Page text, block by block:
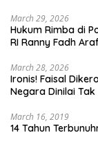
March 29, 2026
Hukum Rimba di
RI Ranny Fadh
March 28, 2026
Ironis! Faisal
Negara Dinilai
March 16, 2019
14 Tahun